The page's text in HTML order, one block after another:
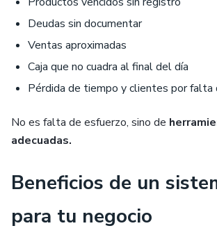
Deudas sin documentar
Ventas aproximadas
Caja que no cuadra al final del día
Pérdida de tiempo y clientes por falta
No es falta de esfuerzo, sino de
adecuadas.
Beneficios de un
para tu negocio